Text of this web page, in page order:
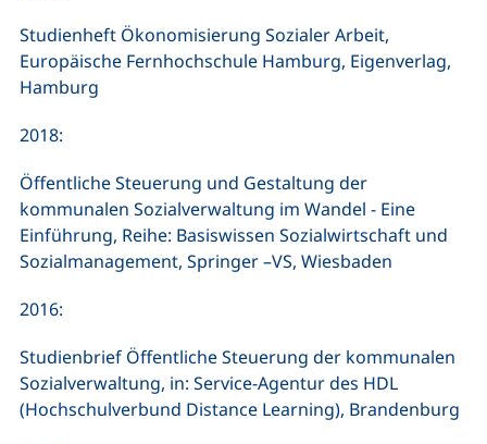
Studienheft Ökonomisierung Sozialer Arbeit,
Europäische Fernhochschule Hamburg, Eigenverlag,
Hamburg
2018:
Öffentliche Steuerung und Gestaltung der
kommunalen Sozialverwaltung im Wandel - Eine
Einführung, Reihe: Basiswissen Sozialwirtschaft und
Sozialmanagement, Springer –VS, Wiesbaden
2016:
Studienbrief Öffentliche Steuerung der kommunalen
Sozialverwaltung, in: Service-Agentur des HDL
(Hochschulverbund Distance Learning), Brandenburg